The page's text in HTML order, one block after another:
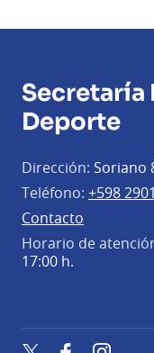
Secretaría
Deporte
Dirección: Soriano
Teléfono: +598
Contacto
Horario de
17:00 h.